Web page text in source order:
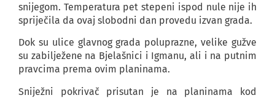
snijegom. Temperatura pet stepeni ispod nule nije ih
spriječila da ovaj slobodni dan provedu izvan grada.
Dok su ulice glavnog grada poluprazne, velike gužve
su zabilježene na Bjelašnici i Igmanu, ali i na putnim
pravcima prema ovim planinama.
Sniježni pokrivač prisutan je na planinama kod